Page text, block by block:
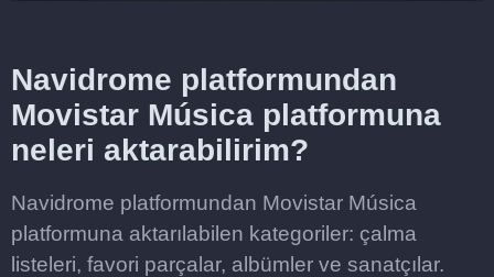
Navidrome platformundan
Movistar Música platformuna
neleri aktarabilirim?
Navidrome platformundan Movistar Música
platformuna aktarılabilen kategoriler: çalma
listeleri, favori parçalar, albümler ve sanatçılar.